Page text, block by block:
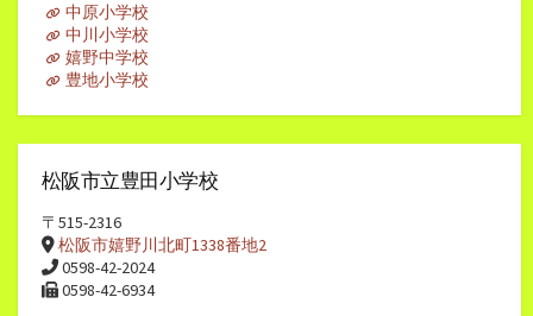
中原小学校
中川小学校
嬉野中学校
豊地小学校
松阪市立豊田小学校
〒515-2316
松阪市嬉野川北町1338番地2
0598-42-2024
0598-42-6934